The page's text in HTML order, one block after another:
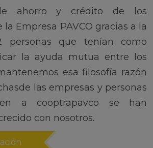
ahorro y crédito de los
Empresa PAVCO gracias a la
personas que tenían como
la ayuda mutua entre los
esa filosofía razón
las empresas y personas
a cooptrapavco se han
con nosotros.